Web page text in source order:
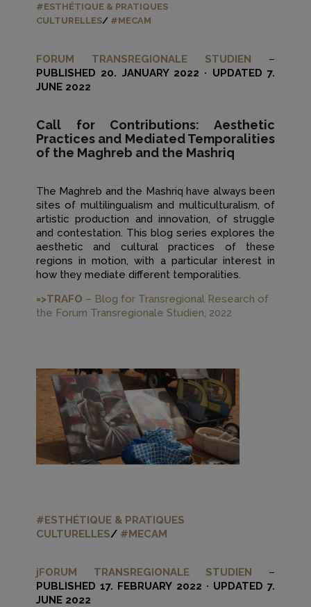
#ESTHÉTIQUE & PRATIQUES
CULTURELLES/ #MECAM
FORUM TRANSREGIONALE STUDIEN
–
PUBLISHED 20. JANUARY 2022 · UPDATED 7.
JUNE 2022
Call for Contributions: Aesthetic
Practices and Mediated Temporalities
of the Maghreb and the Mashriq
The Maghreb and the Mashriq have always been
sites of multilingualism and multiculturalism, of
artistic production and innovation, of struggle
and contestation. This blog series explores the
aesthetic and cultural practices of these
regions in motion, with a particular interest in
how they mediate different temporalities.
=>TRAFO – Blog for Transregional Research of
the Forum Transregionale Studien, 2022
#ESTHÉTIQUE & PRATIQUES
CULTURELLES/ #MECAM
jFORUM TRANSREGIONALE STUDIEN
–
PUBLISHED 17. FEBRUARY 2022 · UPDATED 7.
JUNE 2022